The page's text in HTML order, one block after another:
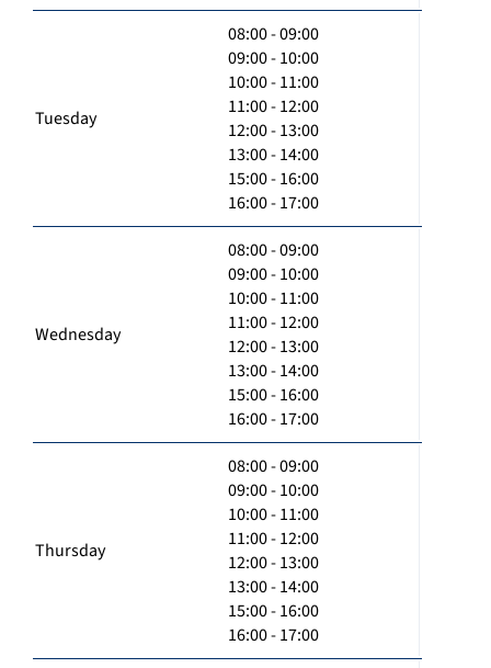
Tuesday
08:00 - 09:00
09:00 - 10:00
10:00 - 11:00
11:00 - 12:00
12:00 - 13:00
13:00 - 14:00
15:00 - 16:00
16:00 - 17:00
Wednesday
08:00 - 09:00
09:00 - 10:00
10:00 - 11:00
11:00 - 12:00
12:00 - 13:00
13:00 - 14:00
15:00 - 16:00
16:00 - 17:00
Thursday
08:00 - 09:00
09:00 - 10:00
10:00 - 11:00
11:00 - 12:00
12:00 - 13:00
13:00 - 14:00
15:00 - 16:00
16:00 - 17:00